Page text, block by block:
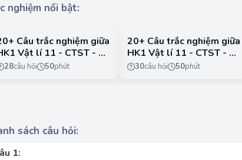
nghiệm nổi bật:
Câu trắc nghiệm giữa
Vật lí 11 - CTST - Đề
28câu hỏi 50phút
20+ Câu trắc nghiệm giữa
HK1 Vật lí 11 - CTST - Đề
230câu hỏi 50phút
sách câu hỏi:
1: